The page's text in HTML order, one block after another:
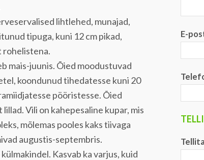
lihtlehed, munajad,
tipuga, kuni 12 cm pikad,
rohelistena.
mais-juunis. Õied moodustuvad
koondunud tihedatesse kuni 20
pööristesse. Õied
Vili on kahepesaline kupar, mis
mõlemas pooles kaks tiivaga
augustis-septembris.
külmakindel. Kasvab ka varjus, kuid
E-